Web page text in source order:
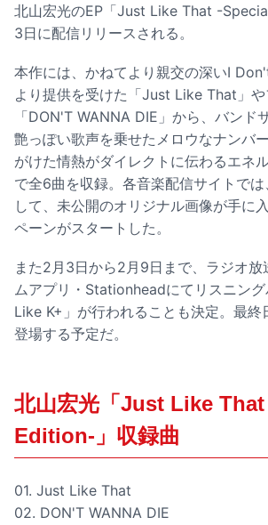
北山宏光のEP「Just Like That -
3日に配信リリースされる。
本作には、かねてより親交の深いI
より提供を受けた「Just Like That」
「DON'T WANNA DIE」から、バンド
艶っぽい歌声を乗せたメロウなナンバ
がけた情熱がダイレクトに伝わるエネ
で全6曲を収録。各音楽配信サイトで
して、未公開のオリジナル画像が手に
ペーンがスタートした。
また2月3日から2月9日まで、ラジオ放
ムアプリ・Stationheadにてリスニン
Like K+」が行われることも決定。最終
登場する予定だ。
北山宏光「Just Like
Edition-」収録曲
01. Just Like That
02. DON'T WANNA DIE